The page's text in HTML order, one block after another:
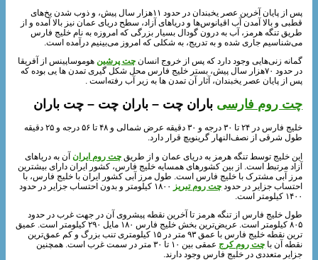
پس از پایان آخرین عصر یخبندان در حدود ۱۱هزار سال پیش، و ذوب‌ شدن یخ‌های
قطبی و بالا آمدن آب اقیانوس‌ها و دریاهای آزاد، سطح دریای عمان نیز بالا آمده و از
طریق تنگه هرمز، آب به درون گودال بسیار بزرگی که امروزه به نام خلیج فارس
می‌شناسیم جاری شده و به‌ تدریج، به شکلی که امروز می‌بینیم درآمده است.
گمانه‌ زنی‌هایی وجود دارد که پس از خروج انسانچت پرشینهوموساپینس از آفریقا
در حدود ۷۰هزار سال پیش، بستر خلیج فارس محل شکل‌ گیری تمدن ها یی بوده که
پس از پایان عصر یخبندان، آثار آن تمدن ها به زیر آب رفته‌است .
چت روم فارسیباران چت – باران چت – چت باران
خلیج فارس در ۲۴ تا ۳۰ درجه و ۳۰ دقیقه عرض شمالی و ۴۸ تا ۵۶ درجه و ۲۵ دقیقه
طول شرقی از نصف‌النهار گرینویچ قرار دارد.
این خلیج توسط تنگه هرمز به دریای عمان و از طریق چت روم ایرانآن به دریاهای
آزاد مرتبط است. از بین کشورهای همسایه خلیج فارس، کشور ایران دارای بیشترین
مرز آبی مشترک با خلیج فارس است. طول مرز آبی کشور ایران با خلیج فارس، با
احتساب جزایر در حدود چت روم تبریز
۱۸۰۰ کیلومتر و بدون احتساب جزایر در حدود
۱۴۰۰ کیلومتر است.
طول خلیج فارس از تنگه هرمز تا آخرین نقطه پیشروی آن در جهت غرب در حدود
۸۰۵ کیلومتر است. عریض‌ترین بخش خلیج فارس ۱۸۰ مایل ۲۹۰ کیلومتر است. عمیق‌
ترین نقطه خلیج فارس با عمق ۹۳ متر در ۱۵ کیلومتری تنب بزرگ و کم عمق‌ترین
نقطه آن با چت روم کرج
عمقی بین ۱۰ تا ۳۰ متر در سمت غرب است. همچنین
جزایر متعددی در خلیج فارس وجود دارند.